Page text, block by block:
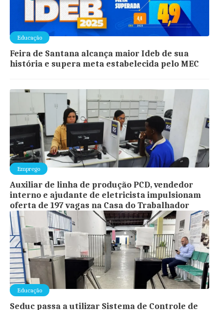
Educação
Feira de Santana alcança maior Ideb de sua
história e supera meta estabelecida pelo MEC
Emprego
Auxiliar de linha de produção PCD, vendedor
interno e ajudante de eletricista impulsionam
oferta de 197 vagas na Casa do Trabalhador
Educação
Seduc passa a utilizar Sistema de Controle de